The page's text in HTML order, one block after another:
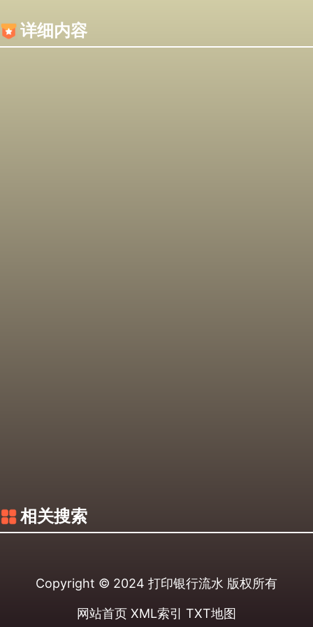
详细内容
相关搜索
Copyright © 2024 打印银行流水 版权所有
网站首页 XML索引 TXT地图